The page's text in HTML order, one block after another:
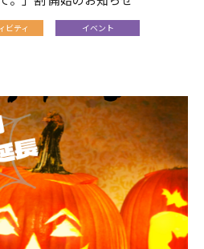
ビティ イベント